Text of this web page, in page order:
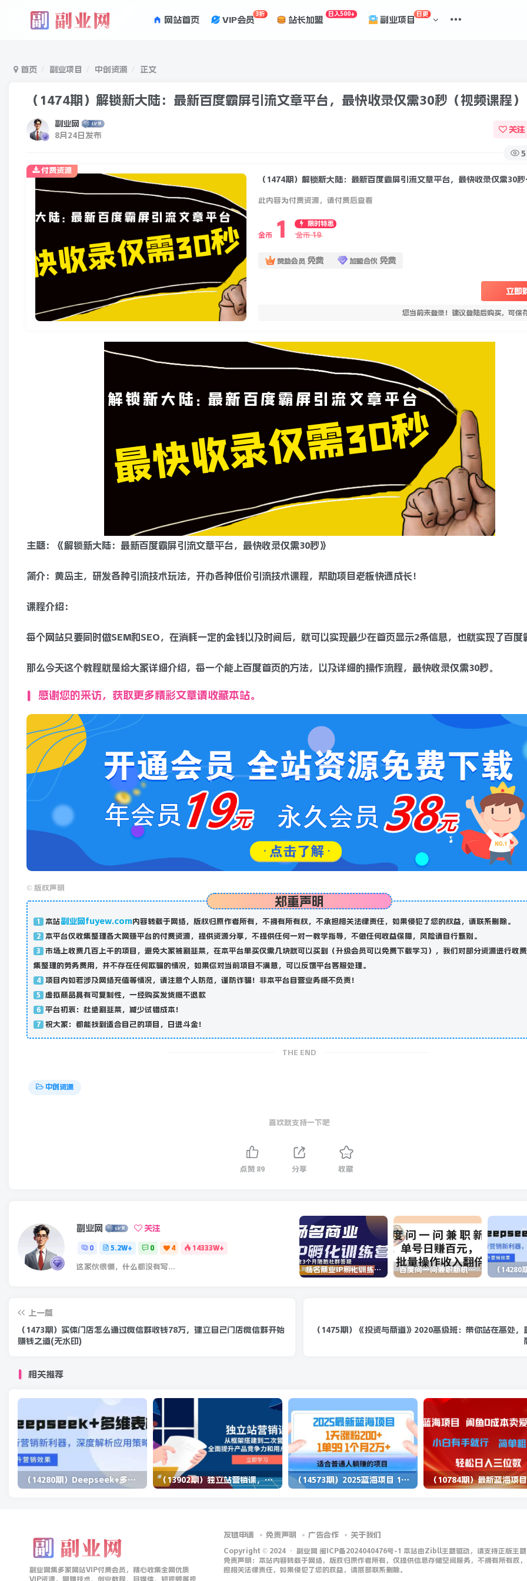
网站首页 VIP会员
3折
站长加盟
日入500+
副业项目
日更
首页 副业项目 中创资源 正文
（1474期）解锁新大陆：最新百度霸屏引流文章平台，最快收录仅需30秒（视频课程）
副业网
8月24日发布
关注
（1474期
此内容为付费资源，请付费后查看
金币 1
限时特惠
金币 19
赞助会员 免费 加盟合伙 免费
立即
您当前未登录！建议登陆后购买，可保
付费资源
主题：《解锁新大陆：最新百度霸屏引流文章平台，最快收录仅需30秒》
简介：黄岛主，研发各种引流技术玩法，开办各种低价引流技术课程，帮助项目老板快速成长！
课程介绍：
每个网站只要同时做SEM和SEO，在消耗一定的金钱以及时间后，就可以实现最少在首页显示2条信息，也就实现了百度
那么今天这个教程就是给大家详细介绍，每一个能上百度首页的方法，以及详细的操作流程，最快收录仅需30秒。
感谢您的来访，获取更多精彩文章请收藏本站。
© 版权声明
郑重声明
1 本站副业网fuyew.com内容转载于网络，版权归原作者所有，不拥有所有权，不承担相关法律责任，如果侵犯了您的权益，请联系删除。
2 本平台仅收集整理各大网赚平台的付费资源，提供资源分享，不提供任何一对一教学指导，不做任何收益保障，风险请自行甄别。
3
市场上收费几百上千的项目，避免大家被割韭菜，在本平台单买仅需几块就可以买到（升级会员可以免费下载学习），我们对部分资源进行收
集整理的劳务费用，并不存在任何欺骗的情况，如果你对当前项目不满意，可以反馈平台客服处理。
4 项目内如若涉及网络充值等情况，请注意个人防范，谨防诈骗！非本平台自营业务概不负责！
5 虚拟商品具有可复制性，一经购买发货概不退款
6 平台初衷：杜绝割韭菜，减少试错成本！
7 祝大家：都能找到适合自己的项目，日进斗金！
THE END
中创资源
喜欢就支持一下吧
点赞 89 分享 收藏
副业网 关注
0 5.2W+ 0 4 14333W+
这家伙很懒，什么都没有写... 杨名商业IP孵化训练营，从商业到内容到转化一站式学 价值5980元 百度问一问兼职新机遇，单号日赚百元，批量操作收入翻倍
上一篇
（1473期）实体门店怎么通过微信群收钱78万，建立自己门店微信群开始
赚钱之道(无水印)
（1475期）《投资与商道》2020高级班：带你站在高处，
相关推荐
（14280期）Deepseek+多维表格，银行营销新利器，深度解析应用策略，提升营销效果 （13902期）独立站营销课，从框架搭建到二次营销，全面提升产品竞争力和用户忠诚度 （14573期）2025蓝海项目 1天涨粉200+ 1单99 1个月2万+
副业网集多家网站VIP付费会员，精心收集全网优质
VIP资源，网赚技术、创业教程、自媒体、短视频等视
友链申请 免责声明 广告合作 关于我们
Copyright © 2024 · 副业网 闽ICP备2024040476号-1 本站由Zibll主题驱动，请支持正版主题
免责声明：本站内容转载于网络，版权归原作者所有，仅提供信息存储空间服务，不拥有所有权
担相关法律责任，如果侵犯了您的权益，请底部联系删除。